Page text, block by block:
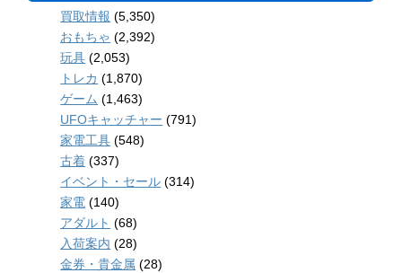
買取情報 (5,350)
おもちゃ (2,392)
玩具 (2,053)
トレカ (1,870)
ゲーム (1,463)
UFOキャッチャー (791)
家電工具 (548)
古着 (337)
イベント・セール (314)
家電 (140)
アダルト (68)
入荷案内 (28)
金券・貴金属 (28)